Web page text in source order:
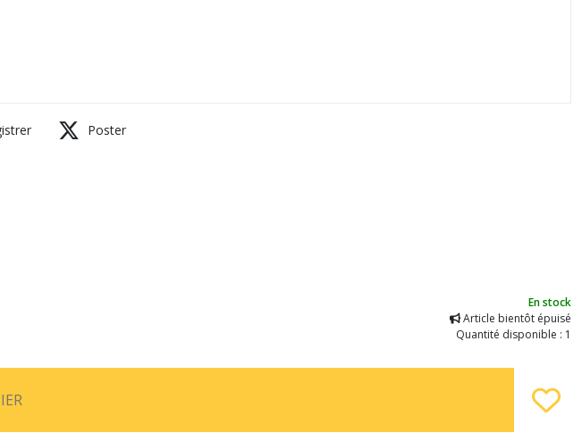
Poster
En stock
Article bientôt épuisé
Quantité disponible : 1